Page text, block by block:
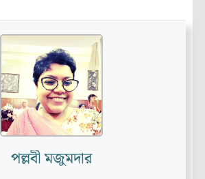
পল্লবী মজুমদার